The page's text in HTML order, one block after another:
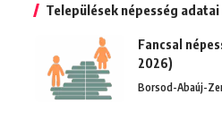
Települések népesség adatai
Fancsal
2026)
Borsod-Abaúj-